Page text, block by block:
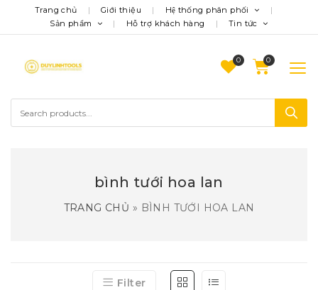
Trang chủ Giới thiệu
Hệ thống phân phối
Sản phẩm
Hỗ trợ khách hàng Tin tức
0
bình tưới hoa lan
TRANG CHỦ » BÌNH TƯỚI HOA LAN
Filter